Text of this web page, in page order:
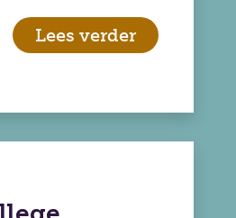
Lees verder